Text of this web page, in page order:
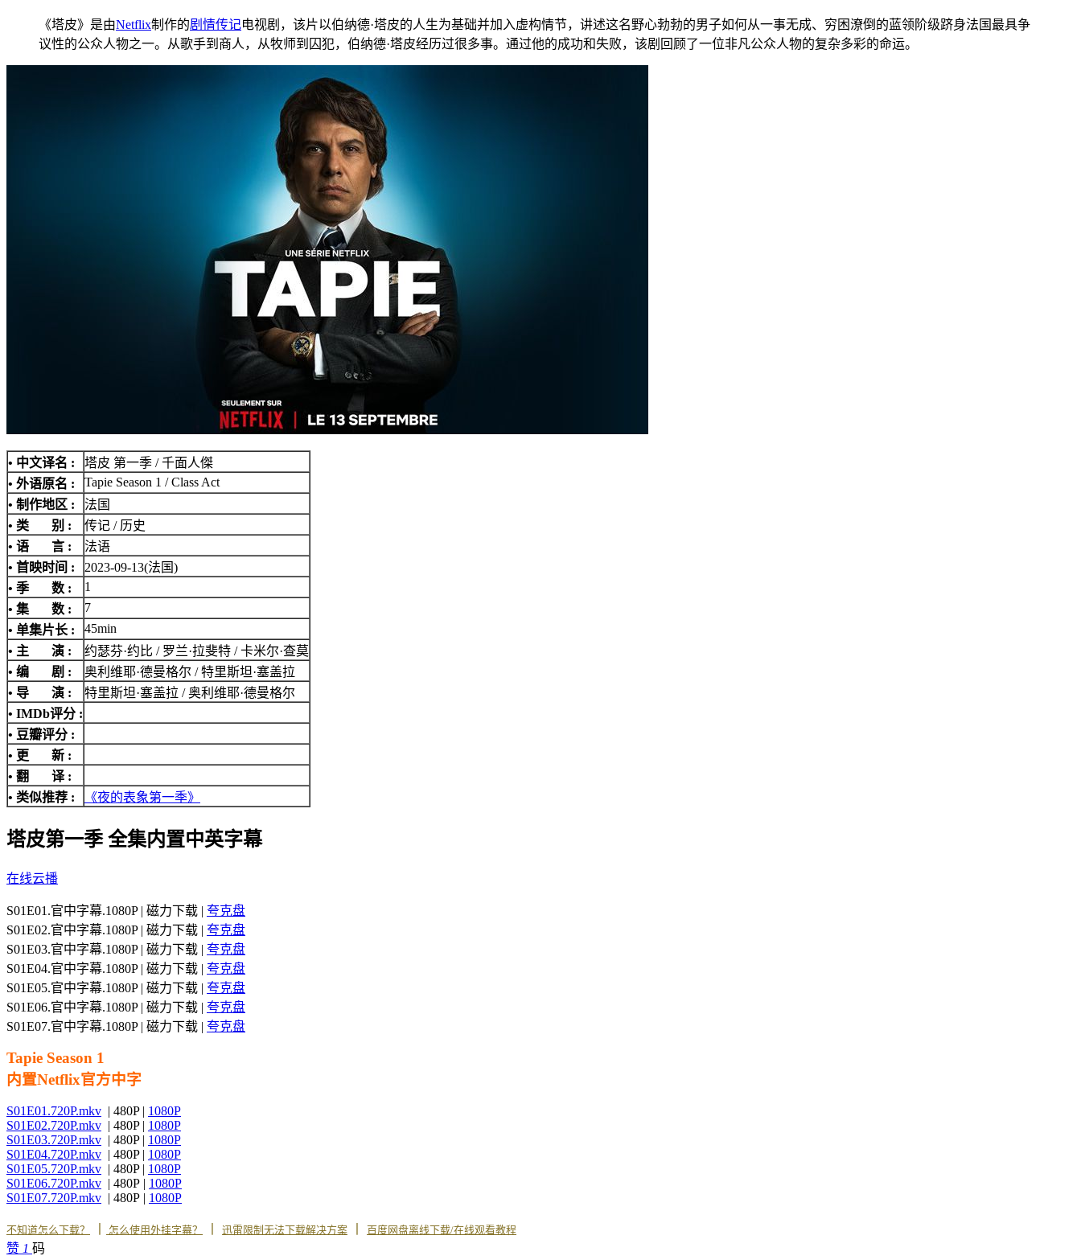
《塔皮》是由Netflix制作的剧情传记电视剧，该片以伯纳德·塔皮的人生为基础并加入虚构情节，讲述这名野心勃勃的男子如何从一事无成、穷困潦倒的蓝领阶级跻身法国最具争
议性的公众人物之一。从歌手到商人，从牧师到囚犯，伯纳德·塔皮经历过很多事。通过他的成功和失败，该剧回顾了一位非凡公众人物的复杂多彩的命运。
• 中文译名 :
塔皮 第一季 / 千面人傑
• 外语原名 :
Tapie Season 1 / Class Act
• 制作地区 :
法国
• 类 别 :
传记 / 历史
• 语 言 :
法语
• 首映时间 :
2023-09-13(法国)
• 季 数 :
1
• 集 数 :
7
• 单集片长 :
45min
• 主 演 :
约瑟芬·约比 / 罗兰·拉斐特 / 卡米尔·查莫
• 编 剧 :
奥利维耶·德曼格尔 / 特里斯坦·塞盖拉
• 导 演 :
特里斯坦·塞盖拉 / 奥利维耶·德曼格尔
• IMDb评分 :
• 豆瓣评分 :
• 更 新 :
• 翻 译 :
• 类似推荐 :
《夜的表象第一季》
塔皮第一季 全集内置中英字幕
在线云播
S01E01.官中字幕.1080P | 磁力下载 | 夸克盘
S01E02.官中字幕.1080P | 磁力下载 | 夸克盘
S01E03.官中字幕.1080P | 磁力下载 | 夸克盘
S01E04.官中字幕.1080P | 磁力下载 | 夸克盘
S01E05.官中字幕.1080P | 磁力下载 | 夸克盘
S01E06.官中字幕.1080P | 磁力下载 | 夸克盘
S01E07.官中字幕.1080P | 磁力下载 | 夸克盘
Tapie Season 1
内置Netflix官方中字
S01E01.720P.mkv | 480P | 1080P
S01E02.720P.mkv | 480P | 1080P
S01E03.720P.mkv | 480P | 1080P
S01E04.720P.mkv | 480P | 1080P
S01E05.720P.mkv | 480P | 1080P
S01E06.720P.mkv | 480P | 1080P
S01E07.720P.mkv | 480P | 1080P
不知道怎么下载？ 怎么使用外挂字幕？ 迅雷限制无法下载解决方案 百度网盘离线下载/在线观看教程
赞 1 码